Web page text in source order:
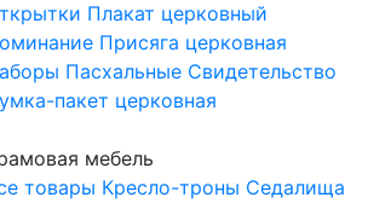
Плакат церковный
Присяга церковная
Пасхальные Свидетельство
пакет церковная
мебель
товары Кресло-троны Седалища